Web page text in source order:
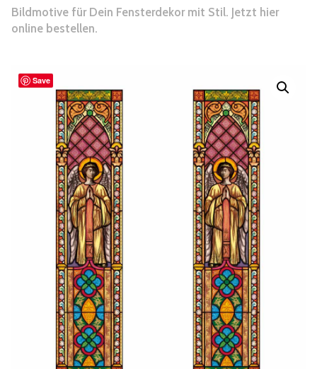
Bildmotive für Dein Fensterdekor mit Stil. Jetzt hier
online bestellen.
Save